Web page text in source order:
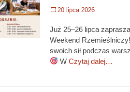
Opublikowano
20 lipca 2026
Już 25–26 lipca
Weekend
swoich sił podczas
WCzytaj dalej…